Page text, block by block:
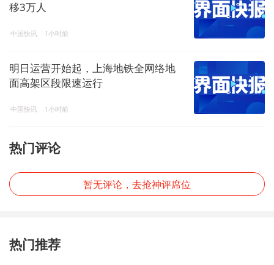
移3万人
中国快讯 1小时前
明日运营开始起，上海地铁全网络地
面高架区段限速运行
中国快讯 1小时前
热门评论
暂无评论，去抢神评席位
热门推荐